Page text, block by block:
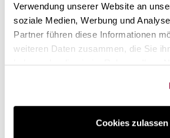
Verwendung unserer Website an
soziale Medien, Werbung und
Partner führen diese Informationen
weiteren Daten zusammen, die Sie
Cookies zulassen
Ihnenabsolute Sicherheitin Bezug
des Kochgeschirrs.
Der Edelstahlkörper der Pfanne
an die Seiten
so für köstliche Ergebnisse. Er ist
reagiert sehr schnell, so dass Sie
Durchmesser von 16 cm ist diese